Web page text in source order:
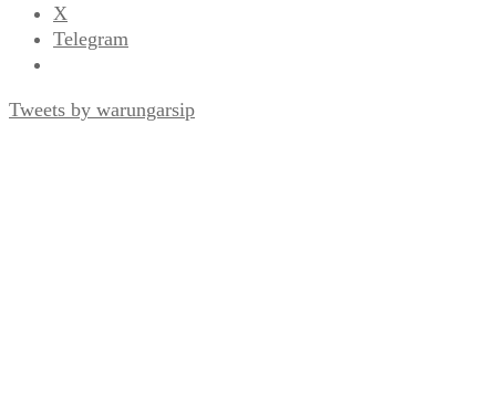
X
Telegram
Tweets by warungarsip